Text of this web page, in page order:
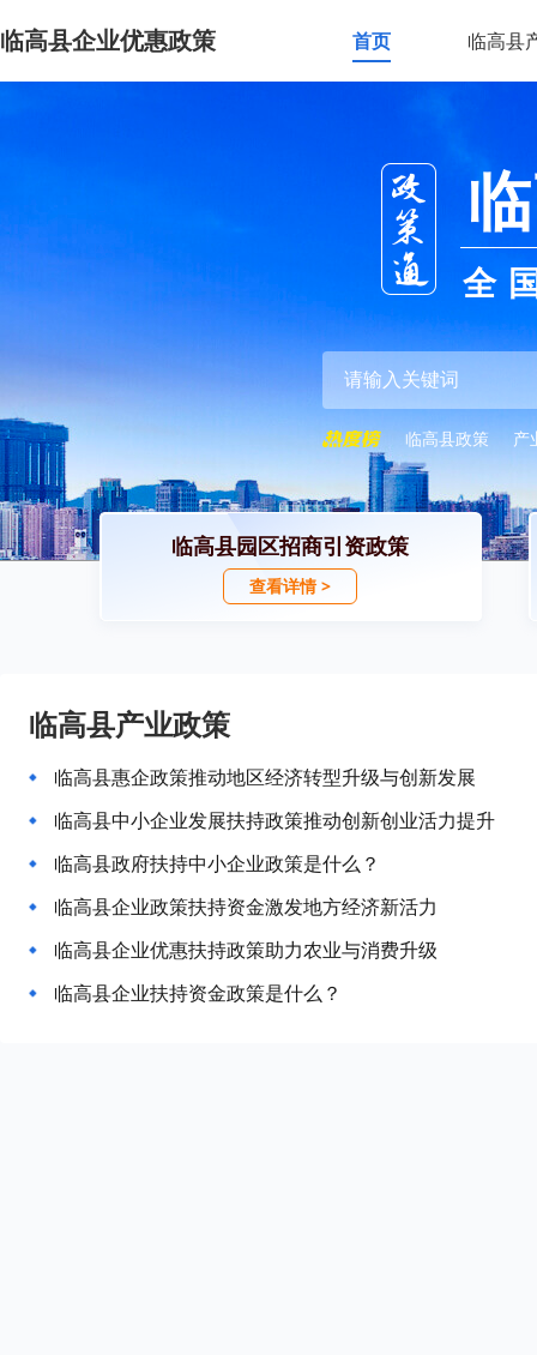
临高县企业优惠政策 首页 临高县
全
临高县政策 产
临高县园区招商引资政策
查看详情 >
临高县产业政策
临高县惠企政策推动地区经济转型升级与创新发展
临高县中小企业发展扶持政策推动创新创业活力提升
临高县政府扶持中小企业政策是什么？
临高县企业政策扶持资金激发地方经济新活力
临高县企业优惠扶持政策助力农业与消费升级
临高县企业扶持资金政策是什么？